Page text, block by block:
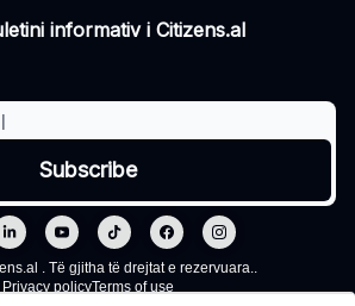
informativ i Citizens.al
. Të gjitha të drejtat e rezervuara..
Privacy policyTerms of use